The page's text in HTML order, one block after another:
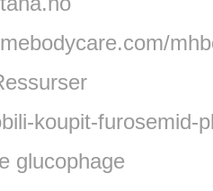
koupit-furosemid-
glucophage